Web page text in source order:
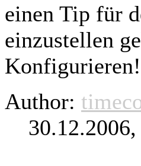
einen Tip für
einzustellen
Author: